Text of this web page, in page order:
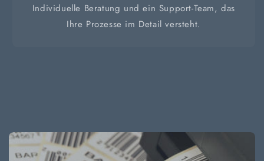
Individuelle Beratung und ein Support-Team, das
Ihre Prozesse im Detail versteht.